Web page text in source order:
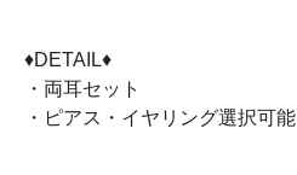
♦DETAIL♦
・両耳セット
・ピアス・イヤリング選択可能